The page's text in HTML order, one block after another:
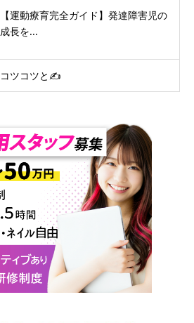
【運動療育完全ガイド】発達障害児の
成長を...
コツコツと✍